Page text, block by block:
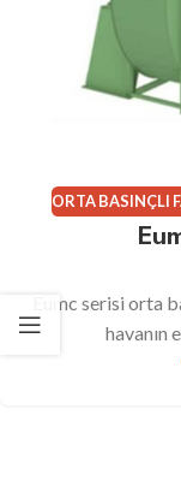
ORTA BASINÇLI
Eumc serisi orta
havanın